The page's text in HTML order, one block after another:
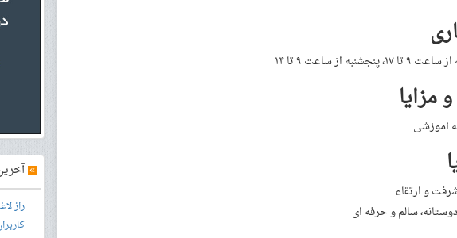
از ساعت ۹ تا ۱۴
مزایا
آموزشی
و ارتقاء
سالم و حرفه ای
»
راز